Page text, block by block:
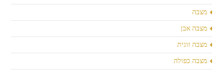
מצבה
מצבה אבן
מצבה זוגית
מצבה כפולה